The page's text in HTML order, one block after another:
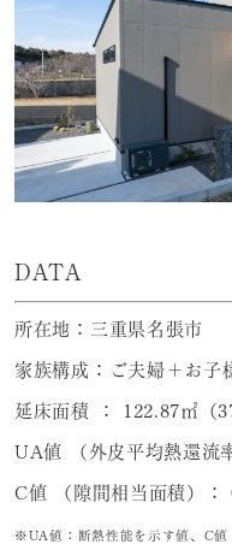
DATA
所在地：三重県名張市
家族構成：ご夫婦＋お子
延床面積 ： 122.87㎡（
UA値 （外皮平均熱還流
C値 （隙間相当面積）：
※UA値：断熱性能を示す値、C値